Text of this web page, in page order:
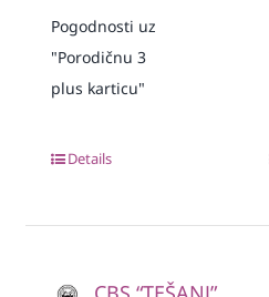
Pogodnosti uz
"Porodičnu 3
plus karticu"
Details